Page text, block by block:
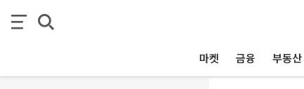
마켓 금융 부동산